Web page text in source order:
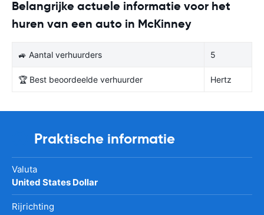
Belangrijke actuele informatie voor het
huren van een auto in McKinney
🚙 Aantal verhuurders 5
🏆 Best beoordeelde verhuurder Hertz
Praktische informatie
Valuta
United States Dollar
Rijrichting